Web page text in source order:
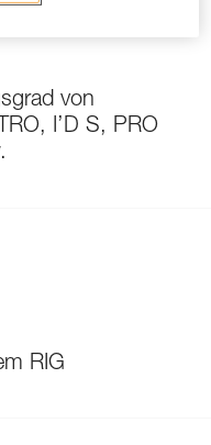
von
I’D S, PRO
RIG